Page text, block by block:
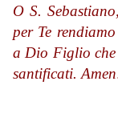
O S.
per Te
a Dio Figlio
santificati.